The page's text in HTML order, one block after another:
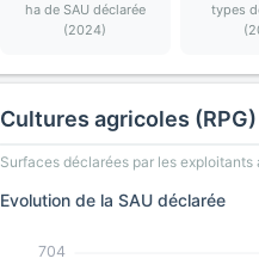
ha de SAU déclarée
(2024)
types
Cultures agricoles (RPG)
Surfaces déclarées par les exploitants
Evolution de la SAU déclarée
704